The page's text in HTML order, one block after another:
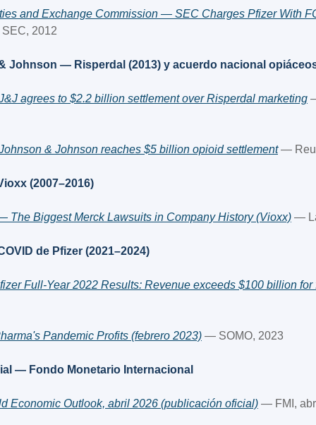
and Exchange Commission — SEC Charges Pfizer With
2012
Johnson — Risperdal (2013) y acuerdo nacional
agrees to $2.2 billion settlement over Risperdal marketing
& Johnson reaches $5 billion opioid settlement —
(2007–2016)
The Biggest Merck Lawsuits in Company History (Vioxx) —
de Pfizer (2021–2024)
Full-Year 2022 Results: Revenue exceeds $100 billion for
Pandemic Profits (febrero 2023) — SOMO, 2023
— Fondo Monetario Internacional
Economic Outlook, abril 2026 (publicación oficial) — FMI,